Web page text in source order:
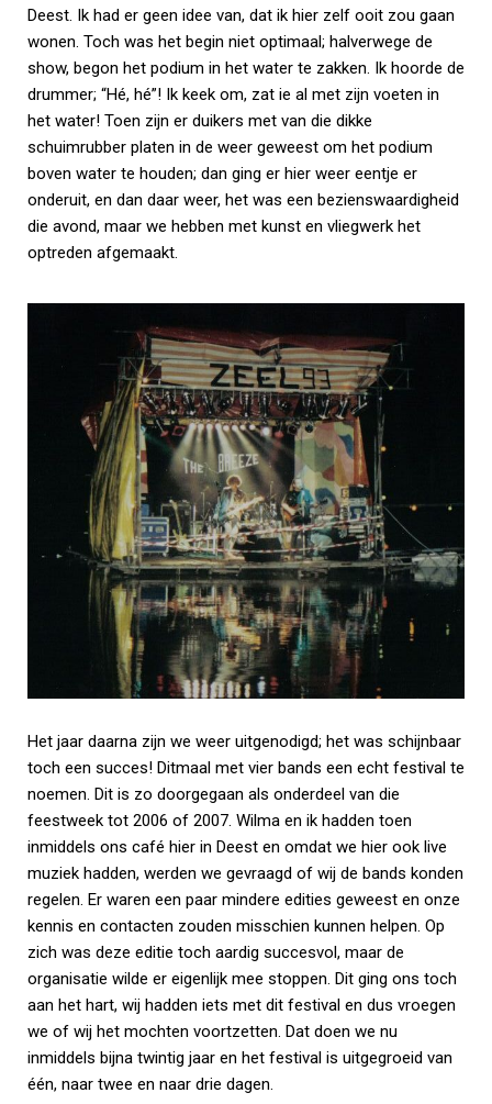
Deest. Ik had er geen idee van, dat ik hier zelf ooit zou gaan
wonen. Toch was het begin niet optimaal; halverwege de
show, begon het podium in het water te zakken. Ik hoorde de
drummer; “Hé, hé”! Ik keek om, zat ie al met zijn voeten in
het water! Toen zijn er duikers met van die dikke
schuimrubber platen in de weer geweest om het podium
boven water te houden; dan ging er hier weer eentje er
onderuit, en dan daar weer, het was een bezienswaardigheid
die avond, maar we hebben met kunst en vliegwerk het
optreden afgemaakt.
Het jaar daarna zijn we weer uitgenodigd; het was schijnbaar
toch een succes! Ditmaal met vier bands een echt festival te
noemen. Dit is zo doorgegaan als onderdeel van die
feestweek tot 2006 of 2007. Wilma en ik hadden toen
inmiddels ons café hier in Deest en omdat we hier ook live
muziek hadden, werden we gevraagd of wij de bands konden
regelen. Er waren een paar mindere edities geweest en onze
kennis en contacten zouden misschien kunnen helpen. Op
zich was deze editie toch aardig succesvol, maar de
organisatie wilde er eigenlijk mee stoppen. Dit ging ons toch
aan het hart, wij hadden iets met dit festival en dus vroegen
we of wij het mochten voortzetten. Dat doen we nu
inmiddels bijna twintig jaar en het festival is uitgegroeid van
één, naar twee en naar drie dagen.